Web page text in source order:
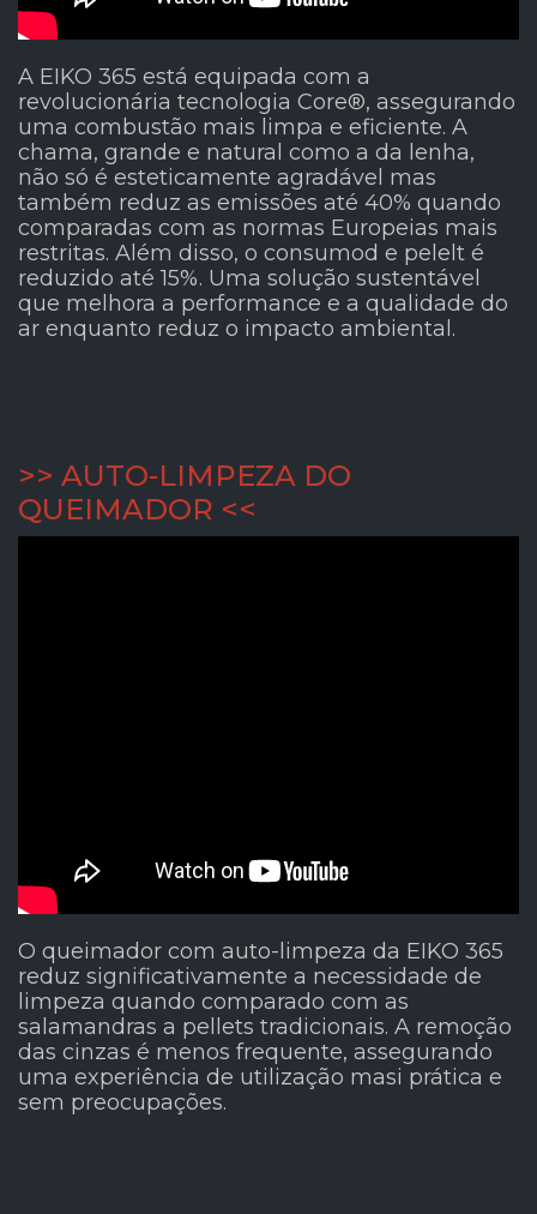
A EIKO 365 está equipada com a
revolucionária tecnologia Core®, assegurando
uma combustão mais limpa e eficiente. A
chama, grande e natural como a da lenha,
não só é esteticamente agradável mas
também reduz as emissões até 40% quando
comparadas com as normas Europeias mais
restritas. Além disso, o consumod e pelelt é
reduzido até 15%. Uma solução sustentável
que melhora a performance e a qualidade do
ar enquanto reduz o impacto ambiental.
>> AUTO-LIMPEZA DO
QUEIMADOR <<
O queimador com auto-limpeza da EIKO 365
reduz significativamente a necessidade de
limpeza quando comparado com as
salamandras a pellets tradicionais. A remoção
das cinzas é menos frequente, assegurando
uma experiência de utilização masi prática e
sem preocupações.